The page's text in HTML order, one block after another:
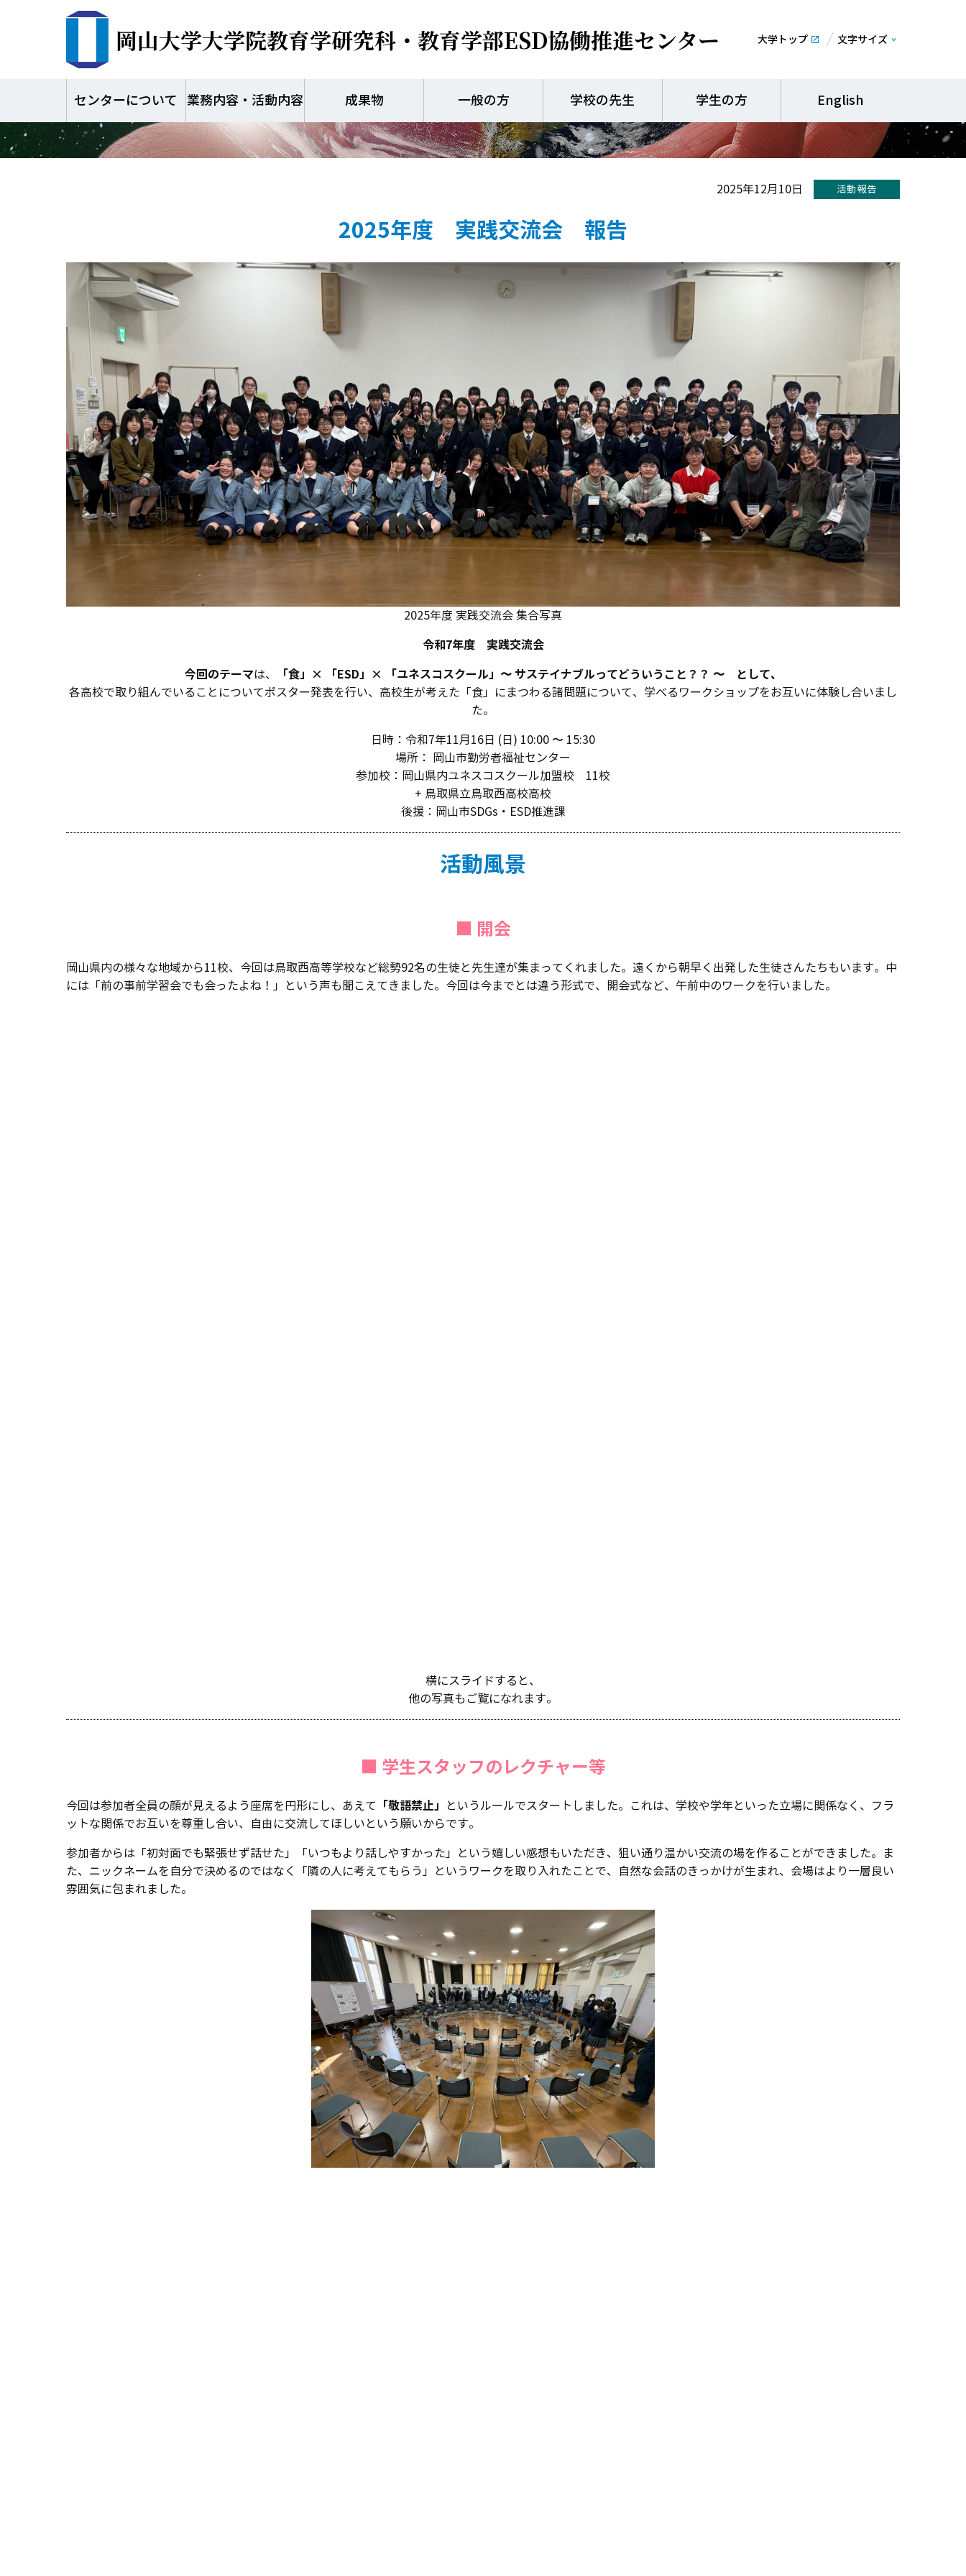
岡山大学大学院教育学研究科・教育学部ESD協働推進センター 大学トップ 文字サイズ
センターについて 業務内容・活動内容 成果物 一般の方 学校の先生 学生の方 English
2025年度 岡山県ユネスコスクール高等学校ネットワーク 実践
交流会
2025年12月10日 活動報告
2025年度 実践交流会 報告
2025年度 実践交流会 集合写真
令和7年度 実践交流会
今回のテーマは、 「食」× 「ESD」× 「ユネスコスクール」〜 サステイナブルってどういうこと？？ 〜 として、
各高校で取り組んでいることについてポスター発表を行い、高校生が考えた「食」にまつわる諸問題について、学べるワークショップをお互いに体験し合いまし
た。
日時：令和7年11月16日 (日) 10:00 〜 15:30
場所： 岡山市勤労者福祉センター
参加校：岡山県内ユネスコスクール加盟校 11校
+ 鳥取県立鳥取西高校高校
後援：岡山市SDGs・ESD推進課
活動風景
■ 開会
岡山県内の様々な地域から11校、今回は鳥取西高等学校など総勢92名の生徒と先生達が集まってくれました。遠くから朝早く出発した生徒さんたちもいます。中
には「前の事前学習会でも会ったよね！」という声も聞こえてきました。今回は今までとは違う形式で、開会式など、午前中のワークを行いました。
横にスライドすると、
他の写真もご覧になれます。
■ 学生スタッフのレクチャー等
今回は参加者全員の顔が見えるよう座席を円形にし、あえて 「敬語禁止」
というルールでスタートしました。これは、学校や学年といった立場に関係なく、フラ
ットな関係でお互いを尊重し合い、自由に交流してほしいという願いからです。
参加者からは「初対面でも緊張せず話せた」「いつもより話しやすかった」という嬉しい感想もいただき、狙い通り温かい交流の場を作ることができました。ま
た、ニックネームを自分で決めるのではなく「隣の人に考えてもらう」というワークを取り入れたことで、自然な会話のきっかけが生まれ、会場はより一層良い
雰囲気に包まれました。